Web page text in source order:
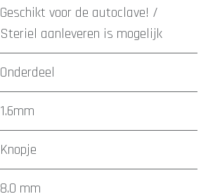
Geschikt voor de autoclave! /
Steriel aanleveren is mogelijk
Onderdeel
1.6mm
Knopje
8.0 mm